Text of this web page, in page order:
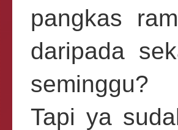
pangkas
daripada
seminggu?
Tapi ya